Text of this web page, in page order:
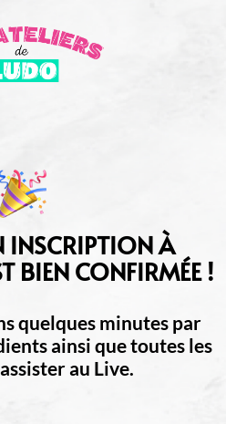
INSCRIPTION À
BIEN CONFIRMÉE !
quelques minutes par
ainsi que toutes les
au Live.